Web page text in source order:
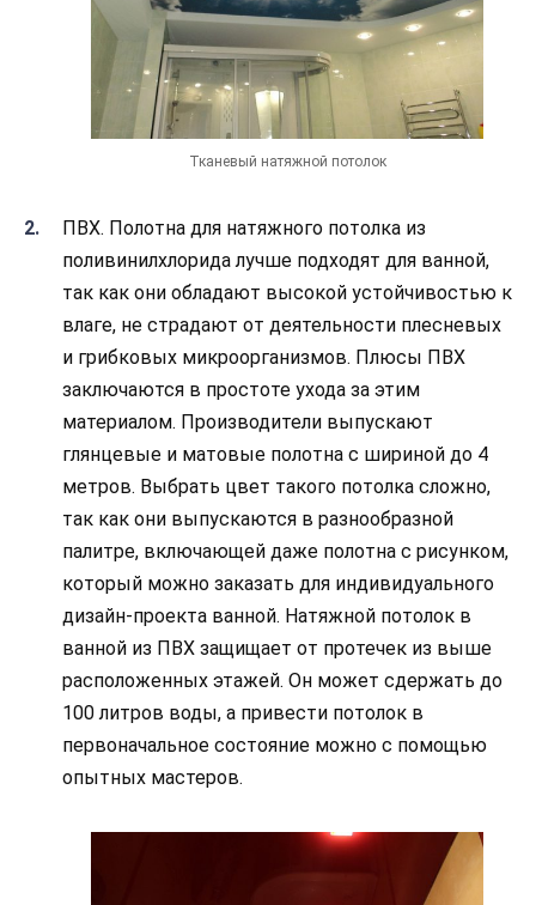
Тканевый натяжной потолок
ПВХ. Полотна для натяжного потолка из
поливинилхлорида лучше подходят для ванной,
так как они обладают высокой устойчивостью к
влаге, не страдают от деятельности плесневых
и грибковых микроорганизмов. Плюсы ПВХ
заключаются в простоте ухода за этим
материалом. Производители выпускают
глянцевые и матовые полотна с шириной до 4
метров. Выбрать цвет такого потолка сложно,
так как они выпускаются в разнообразной
палитре, включающей даже полотна с рисунком,
который можно заказать для индивидуального
дизайн-проекта ванной. Натяжной потолок в
ванной из ПВХ защищает от протечек из выше
расположенных этажей. Он может сдержать до
100 литров воды, а привести потолок в
первоначальное состояние можно с помощью
опытных мастеров.